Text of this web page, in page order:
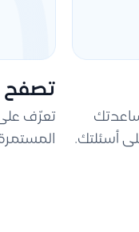
أسئلتك.
تصفح
تعرّف